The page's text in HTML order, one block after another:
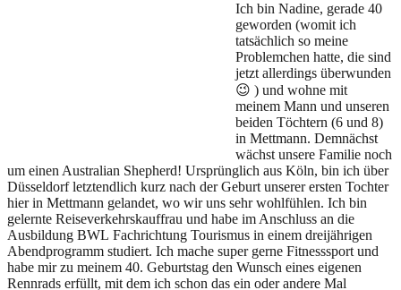
Ich bin Nadine, gerade 40
geworden (womit ich
tatsächlich so meine
Problemchen hatte, die sind
jetzt allerdings überwunden
😉 ) und wohne mit
meinem Mann und unseren
beiden Töchtern (6 und 8)
in Mettmann. Demnächst
wächst unsere Familie noch
um einen Australian Shepherd! Ursprünglich aus Köln, bin ich über
Düsseldorf letztendlich kurz nach der Geburt unserer ersten Tochter
hier in Mettmann gelandet, wo wir uns sehr wohlfühlen. Ich bin
gelernte Reiseverkehrskauffrau und habe im Anschluss an die
Ausbildung BWL Fachrichtung Tourismus in einem dreijährigen
Abendprogramm studiert. Ich mache super gerne Fitnesssport und
habe mir zu meinem 40. Geburtstag den Wunsch eines eigenen
Rennrads erfüllt, mit dem ich schon das ein oder andere Mal